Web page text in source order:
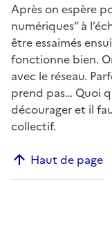
Après on espère
numériques” à
être essaimés
fonctionne bien.
avec le réseau.
prend pas… Quoi
décourager et il
collectif.
Haut de page